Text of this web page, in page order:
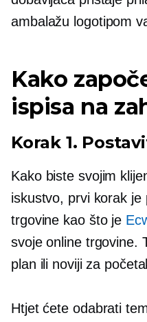
ambalažu logotipom
Kako
ispisa na
Korak 1.
Kako biste svojim
iskustvo, prvi korak je
trgovine kao što je
svoje online trgovine.
plan ili noviji za
Htjet ćete odabrati